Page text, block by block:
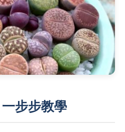
步步教學